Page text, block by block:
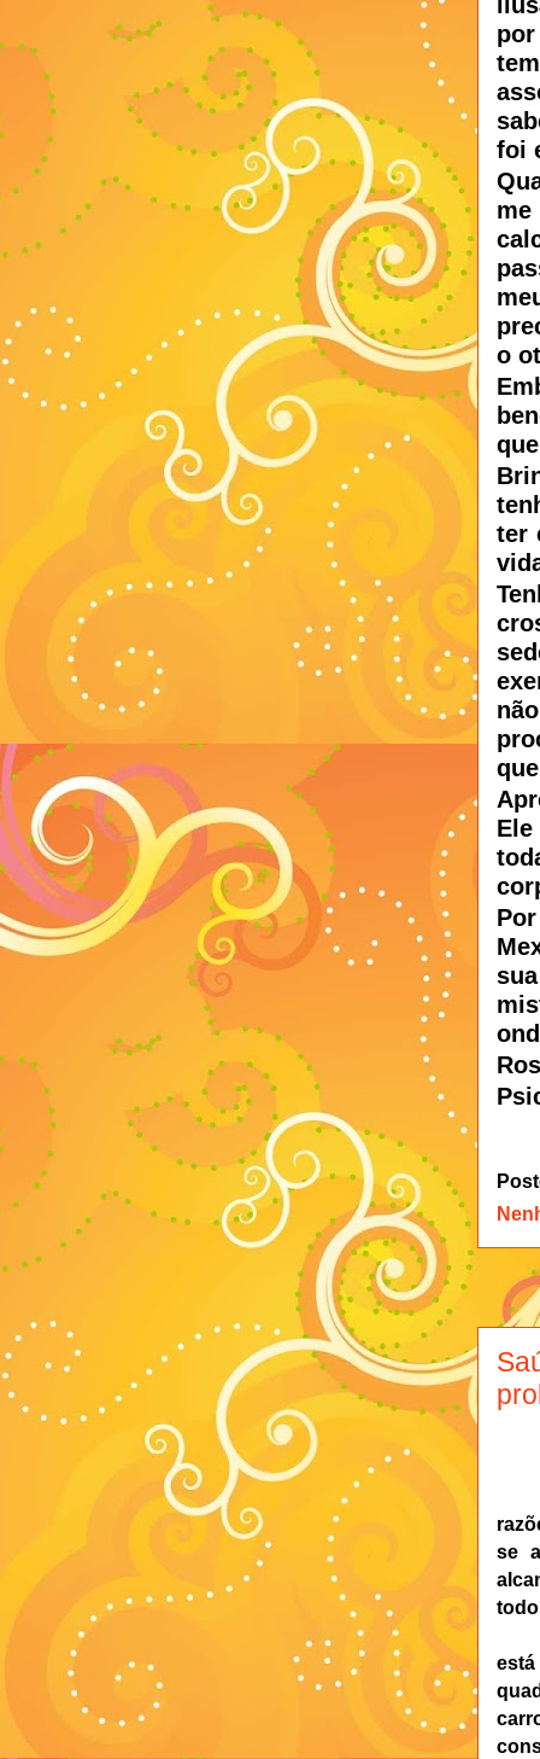
foi
o
ter
se
está